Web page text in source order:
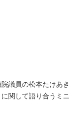
議員の松本たけあき
関して語り合うミニ